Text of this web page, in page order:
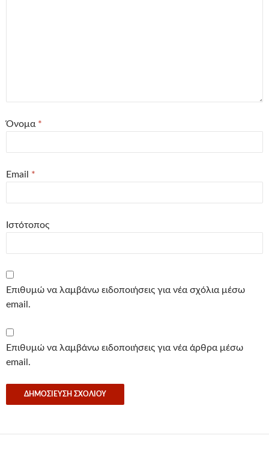
Όνομα *
Email *
Ιστότοπος
Επιθυμώ να λαμβάνω ειδοποιήσεις για νέα σχόλια μέσω
email.
Επιθυμώ να λαμβάνω ειδοποιήσεις για νέα άρθρα μέσω
email.